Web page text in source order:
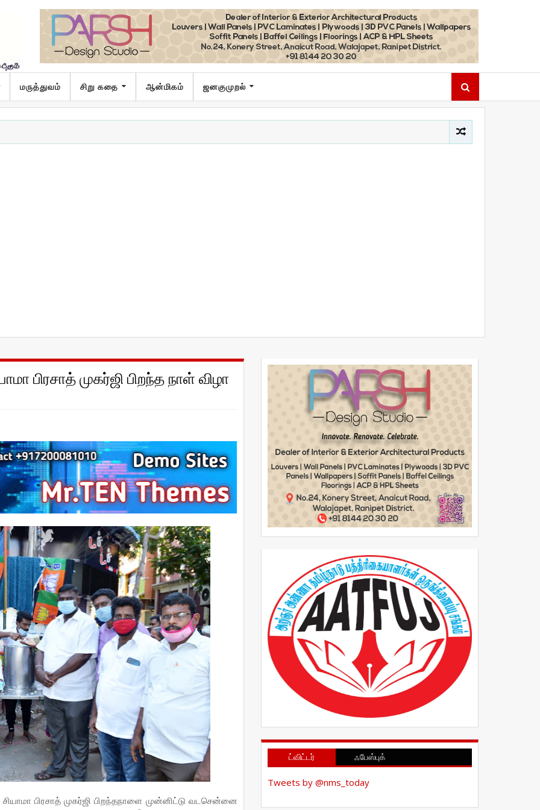
மருத்துவம் சிறு கதை ஆன்மிகம் ஜனகுமுறல்
பிரசாத் முகர்ஜி பிறந்த நாள் விழா
பிரசாத் முகர்ஜி பிறந்தநாளை முன்னிட்டு வடசென்னை
ட்விட்டர் ஃபேஸ்புக்
Tweets by @nms_today